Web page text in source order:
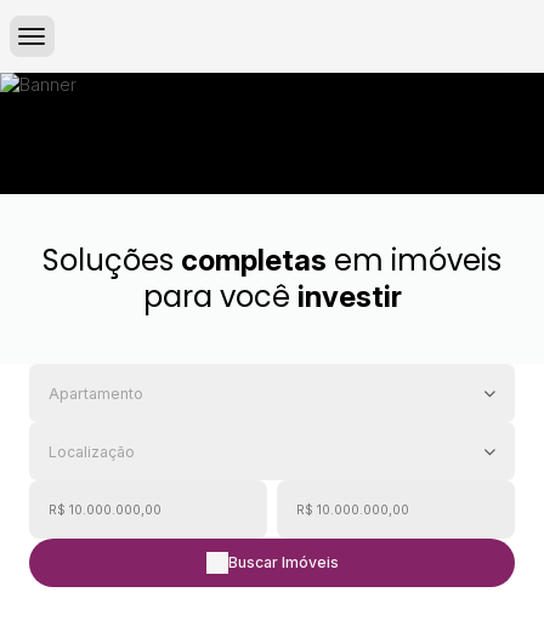
Soluções completas em imóveis
para você investir
Apartamento
Localização